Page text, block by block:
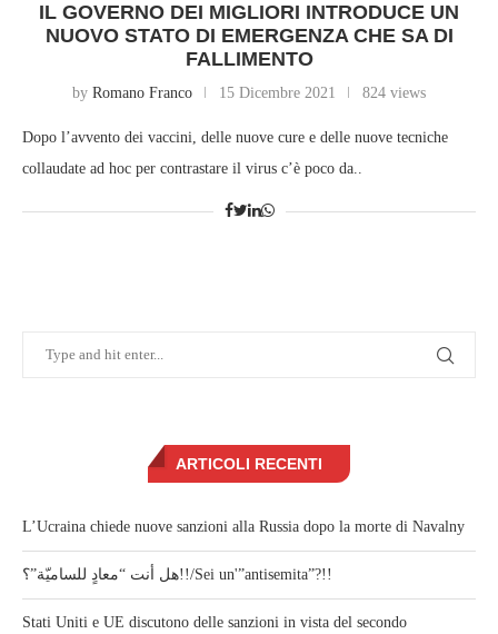
IL GOVERNO DEI MIGLIORI INTRODUCE UN
NUOVO STATO DI EMERGENZA CHE SA DI
FALLIMENTO
by Romano Franco 15 Dicembre 2021 824 views
Dopo l’avvento dei vaccini, delle nuove cure e delle nuove tecniche
collaudate ad hoc per contrastare il virus c’è poco da..
ARTICOLI RECENTI
L’Ucraina chiede nuove sanzioni alla Russia dopo la morte di Navalny
هل أنت “معادٍ للساميّة”؟!!/Sei un'”antisemita”?!!
Stati Uniti e UE discutono delle sanzioni in vista del secondo